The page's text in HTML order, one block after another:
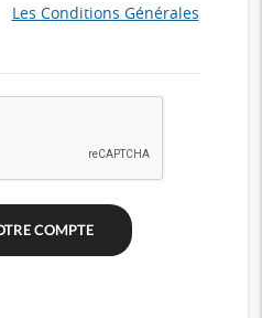
Les Conditions Générales